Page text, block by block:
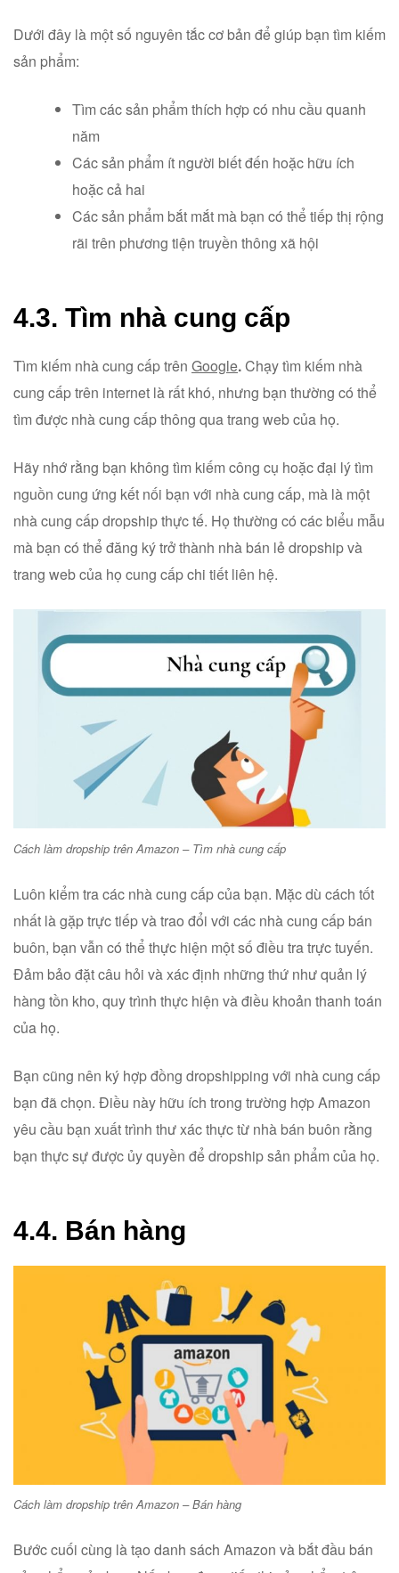
Dưới đây là một số nguyên tắc cơ bản để giúp bạn tìm kiếm
sản phẩm:
Tìm các sản phẩm thích hợp có nhu cầu quanh
năm
Các sản phẩm ít người biết đến hoặc hữu ích
hoặc cả hai
Các sản phẩm bắt mắt mà bạn có thể tiếp thị rộng
rãi trên phương tiện truyền thông xã hội
4.3. Tìm nhà cung cấp
Tìm kiếm nhà cung cấp trên Google.Chạy tìm kiếm nhà
cung cấp trên internet là rất khó, nhưng bạn thường có thể
tìm được nhà cung cấp thông qua trang web của họ.
Hãy nhớ rằng bạn không tìm kiếm công cụ hoặc đại lý tìm
nguồn cung ứng kết nối bạn với nhà cung cấp, mà là một
nhà cung cấp dropship thực tế. Họ thường có các biểu mẫu
mà bạn có thể đăng ký trở thành nhà bán lẻ dropship và
trang web của họ cung cấp chi tiết liên hệ.
Cách làm dropship trên Amazon – Tìm nhà cung cấp
Luôn kiểm tra các nhà cung cấp của bạn. Mặc dù cách tốt
nhất là gặp trực tiếp và trao đổi với các nhà cung cấp bán
buôn, bạn vẫn có thể thực hiện một số điều tra trực tuyến.
Đảm bảo đặt câu hỏi và xác định những thứ như quản lý
hàng tồn kho, quy trình thực hiện và điều khoản thanh toán
của họ.
Bạn cũng nên ký hợp đồng dropshipping với nhà cung cấp
bạn đã chọn. Điều này hữu ích trong trường hợp Amazon
yêu cầu bạn xuất trình thư xác thực từ nhà bán buôn rằng
bạn thực sự được ủy quyền để dropship sản phẩm của họ.
4.4. Bán hàng
Cách làm dropship trên Amazon – Bán hàng
Bước cuối cùng là tạo danh sách Amazon và bắt đầu bán